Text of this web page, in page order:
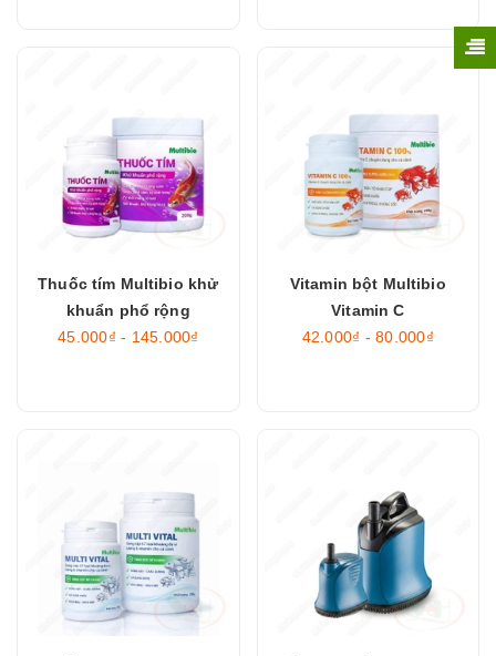
Thuốc tím Multibio khử
khuẩn phổ rộng
45.000₫ - 145.000₫
Vitamin bột Multibio
Vitamin C
42.000₫ - 80.000₫